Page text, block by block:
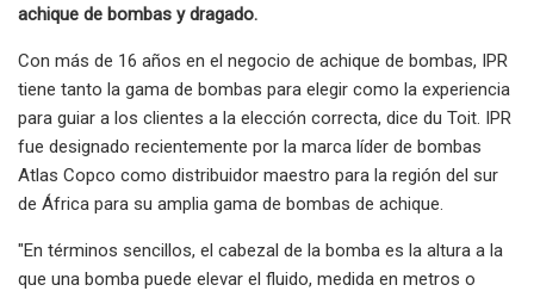
achique de bombas y dragado.
Con más de 16 años en el negocio de achique de bombas, IPR
tiene tanto la gama de bombas para elegir como la experiencia
para guiar a los clientes a la elección correcta, dice du Toit. IPR
fue designado recientemente por la marca líder de bombas
Atlas Copco como distribuidor maestro para la región del sur
de África para su amplia gama de bombas de achique.
"En términos sencillos, el cabezal de la bomba es la altura a la
que una bomba puede elevar el fluido, medida en metros o